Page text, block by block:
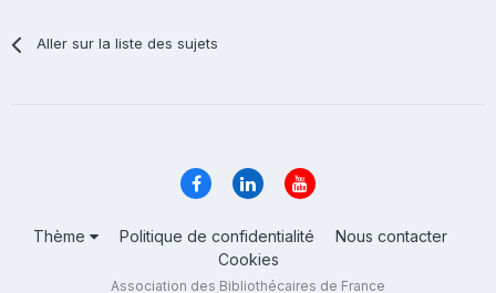
Aller sur la liste des sujets
Thème Politique de confidentialité
Nous contacter
Cookies
Association des Bibliothécaires de France